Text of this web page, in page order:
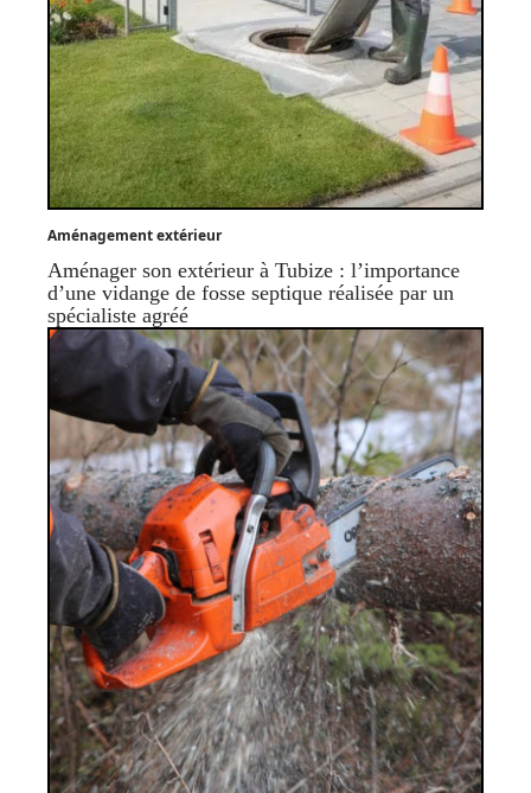
Aménagement extérieur
Aménager son extérieur à Tubize : l’importance
d’une vidange de fosse septique réalisée par un
spécialiste agréé